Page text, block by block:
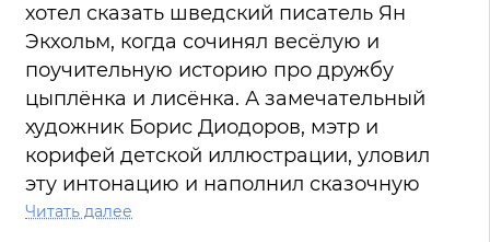
хотел сказать шведский писатель Ян
Экхольм, когда сочинял весёлую и
поучительную историю про дружбу
цыплёнка и лисёнка. А замечательный
художник Борис Диодоров, мэтр и
корифей детской иллюстрации, уловил
эту интонацию и наполнил сказочную
повесть теплом и лёгкой грустью.
Читать далее